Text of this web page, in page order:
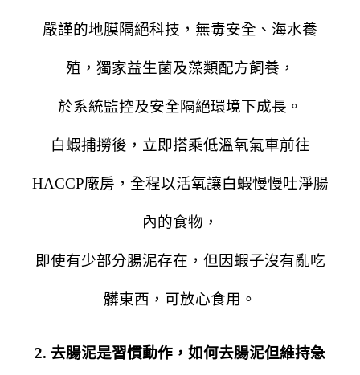
嚴謹的地膜隔絕科技，無毒安全、海水養
殖，獨家益生菌及藻類配方飼養，
於系統監控及安全隔絕環境下成長。
白蝦捕撈後，立即搭乘低溫氧氣車前往
HACCP廠房，全程以活氧讓白蝦慢慢吐淨腸
內的食物，
即使有少部分腸泥存在，但因蝦子沒有亂吃
髒東西，可放心食用。
2. 去腸泥是習慣動作，如何去腸泥但維持急